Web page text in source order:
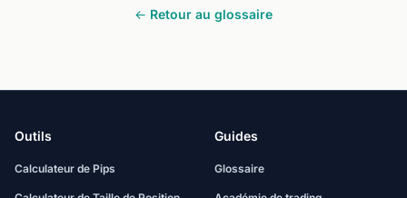
← Retour au glossaire
Outils
Calculateur de Pips
Guides
Glossaire